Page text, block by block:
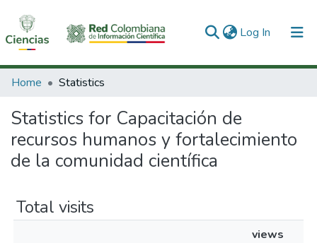
Log In (current)
Communities & Collections
All of DSpace
Home Statistics
Statistics for Capacitación de
recursos humanos y fortalecimiento
de la comunidad científica
Total visits
views